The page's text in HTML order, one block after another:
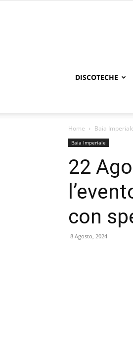
DISCOTECHE
Home Baia
Baia Imperiale
22
con
8 Agosto, 2024